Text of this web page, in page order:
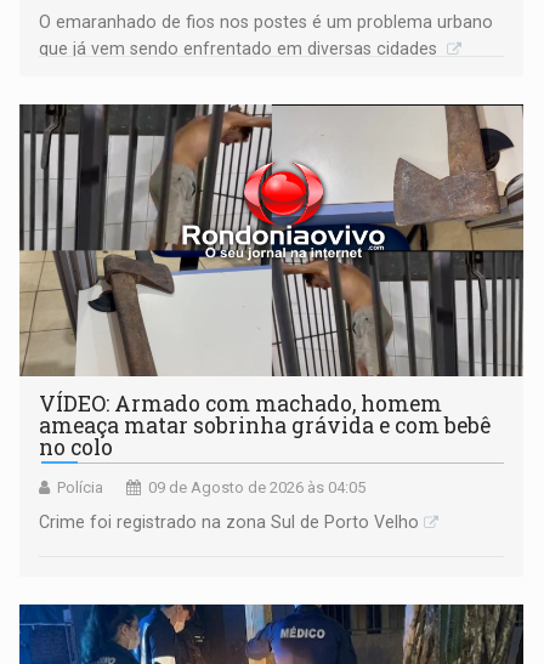
O emaranhado de fios nos postes é um problema urbano
que já vem sendo enfrentado em diversas cidades
VÍDEO: Armado com machado, homem
ameaça matar sobrinha grávida e com bebê
no colo
Polícia 09 de Agosto de 2026 às 04:05
Crime foi registrado na zona Sul de Porto Velho